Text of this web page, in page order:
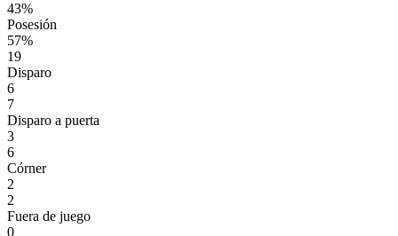
43%
Posesión
57%
19
Disparo
6
7
Disparo a puerta
3
6
Córner
2
2
Fuera de juego
0